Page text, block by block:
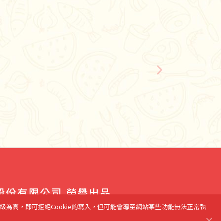
份有限公司 榮譽出品
海底雞 Corporation. All rights reserved.
高，即可拒絕Cookie的寫入，但可能會導至網站某些功能無法正常執